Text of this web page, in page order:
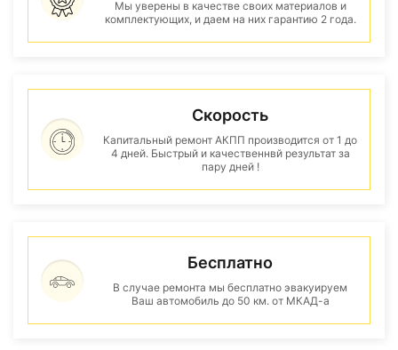
Мы уверены в качестве своих материалов и
комплектующих, и даем на них гарантию 2 года.
Скорость
Капитальный ремонт АКПП производится от 1 до
4 дней. Быстрый и качественнвй результат за
пару дней !
Бесплатно
В случае ремонта мы бесплатно эвакуируем
Ваш автомобиль до 50 км. от МКАД-а